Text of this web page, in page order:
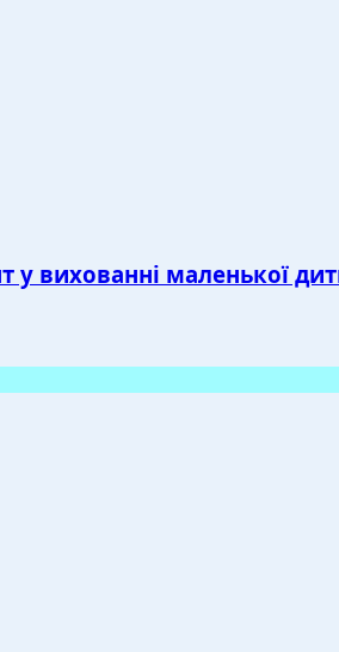
у вихованні маленької